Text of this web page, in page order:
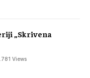
„Skrivena
Views